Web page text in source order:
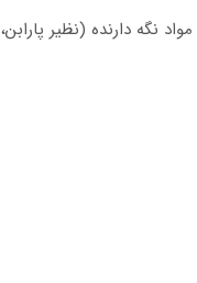
نگه دارنده (نظیر پارابن،